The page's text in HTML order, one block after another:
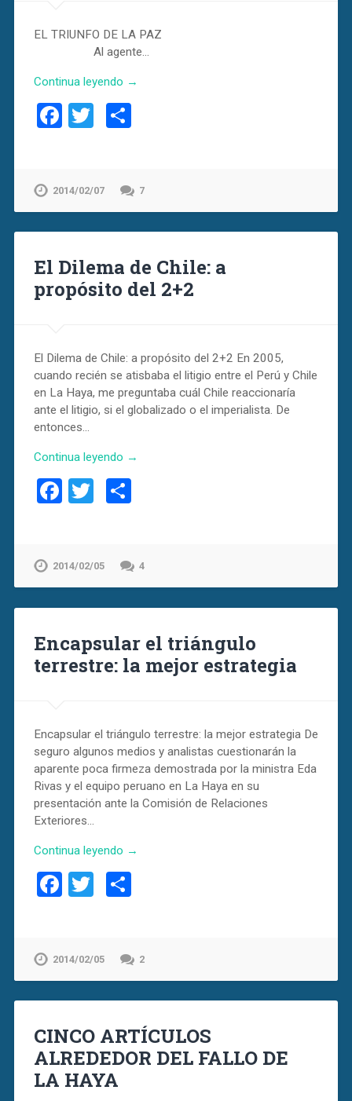
EL TRIUNFO DE LA PAZ
Al agente…
Continua leyendo →
Facebook
Twitter
2014/02/07 7
El Dilema de Chile: a
propósito del 2+2
El Dilema de Chile: a propósito del 2+2 En 2005,
cuando recién se atisbaba el litigio entre el Perú y Chile
en La Haya, me preguntaba cuál Chile reaccionaría
ante el litigio, si el globalizado o el imperialista. De
entonces…
Continua leyendo →
Facebook
Twitter
2014/02/05 4
Encapsular el triángulo
terrestre: la mejor estrategia
Encapsular el triángulo terrestre: la mejor estrategia De
seguro algunos medios y analistas cuestionarán la
aparente poca firmeza demostrada por la ministra Eda
Rivas y el equipo peruano en La Haya en su
presentación ante la Comisión de Relaciones
Exteriores…
Continua leyendo →
Facebook
Twitter
2014/02/05 2
CINCO ARTÍCULOS
ALREDEDOR DEL FALLO DE
LA HAYA